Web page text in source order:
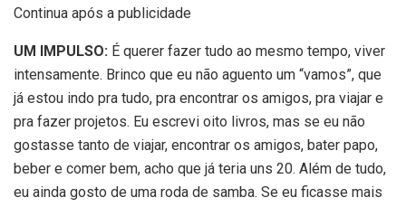
Continua após a publicidade
UM IMPULSO: É querer fazer tudo ao mesmo tempo, viver
intensamente. Brinco que eu não aguento um “vamos”, que
já estou indo pra tudo, pra encontrar os amigos, pra viajar e
pra fazer projetos. Eu escrevi oito livros, mas se eu não
gostasse tanto de viajar, encontrar os amigos, bater papo,
beber e comer bem, acho que já teria uns 20. Além de tudo,
eu ainda gosto de uma roda de samba. Se eu ficasse mais